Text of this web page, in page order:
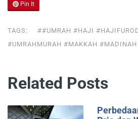
Pin It
TAGS:
##UMRAH #HAJI
#UMRAHMURAH #MAKKAH #MADINAH
Related Posts